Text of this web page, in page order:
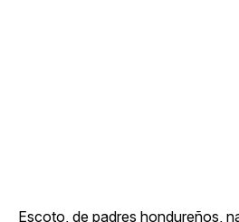
Escoto, de padres hondureños,